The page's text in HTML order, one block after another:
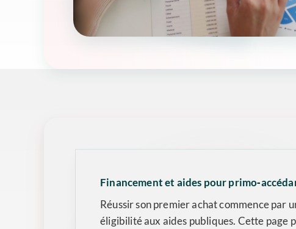
Financement et aides pour
Réussir son premier achat commence par
éligibilité aux aides publiques. Cette page